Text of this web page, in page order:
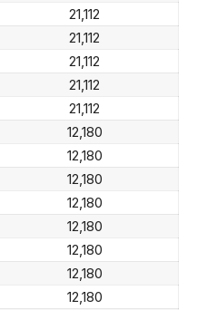
21,112
21,112
21,112
21,112
21,112
12,180
12,180
12,180
12,180
12,180
12,180
12,180
12,180